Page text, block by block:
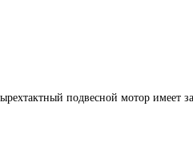
подвесной мотор имеет